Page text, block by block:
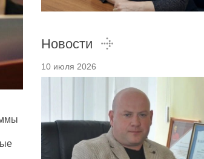
Новости
10 июля 2026